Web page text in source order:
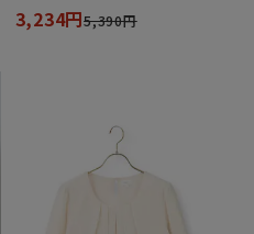
3,234円5,390円